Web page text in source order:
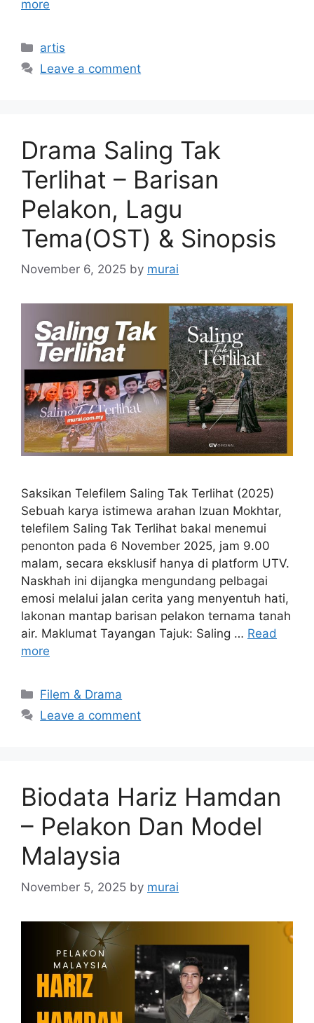
more
Categories
artis
Leave a comment
Drama Saling Tak
Terlihat – Barisan
Pelakon, Lagu
Tema(OST) & Sinopsis
November 6, 2025 by murai
Saksikan Telefilem Saling Tak Terlihat (2025)
Sebuah karya istimewa arahan Izuan Mokhtar,
telefilem Saling Tak Terlihat bakal menemui
penonton pada 6 November 2025, jam 9.00
malam, secara eksklusif hanya di platform UTV.
Naskhah ini dijangka mengundang pelbagai
emosi melalui jalan cerita yang menyentuh hati,
lakonan mantap barisan pelakon ternama tanah
air. Maklumat Tayangan Tajuk: Saling … Read
more
Categories
Filem & Drama
Leave a comment
Biodata Hariz Hamdan
– Pelakon Dan Model
Malaysia
November 5, 2025 by murai